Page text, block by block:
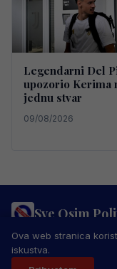
Legendarni Del
upozorio Kerima
jednu stvar
09/08/2026
Sve Osim
PRAVILA PRIVATNOSTI
IMPRESSUM
© 2026 Sve Osim
Ova web stranica
iskustva.